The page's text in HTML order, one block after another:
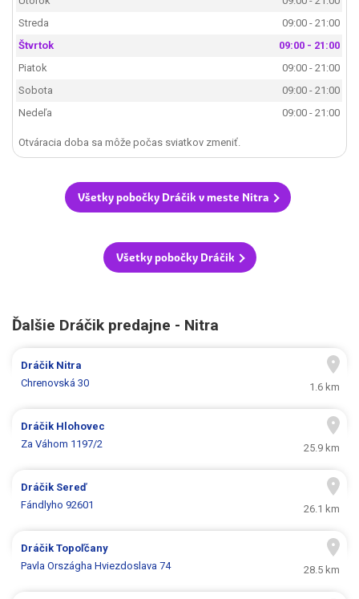
Streda
09:00 - 21:00
Štvrtok
09:00 - 21:00
Piatok
09:00 - 21:00
Sobota
09:00 - 21:00
Nedeľa
09:00 - 21:00
Otváracia doba sa môže počas sviatkov zmeniť.
Všetky pobočky Dráčik v meste Nitra
Všetky pobočky Dráčik
Ďalšie Dráčik predajne - Nitra
Dráčik Nitra
Chrenovská 30
1.6 km
Dráčik Hlohovec
Za Váhom 1197/2
25.9 km
Dráčik Sereď
Fándlyho 92601
26.1 km
DráčikTopoľčany
Pavla Országha Hviezdoslava 74
28.5 km